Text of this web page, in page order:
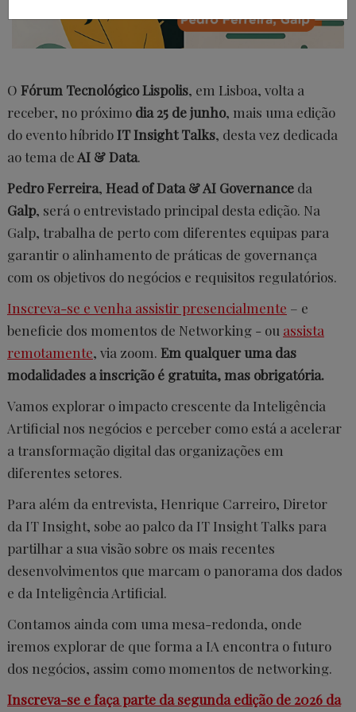
O Fórum Tecnológico Lispolis, em Lisboa, volta a
receber, no próximo dia 25 de junho, mais uma edição
do evento híbridoIT Insight Talks, desta vez dedicada
ao tema deAI & Data.
Pedro Ferreira, Head of Data & AI Governance da
Galp, será o entrevistado principal desta edição. Na
Galp, trabalha de perto com diferentes equipas para
garantir o alinhamento de práticas de governança
com os objetivos do negócios e requisitos regulatórios.
Inscreva-se e venha assistir presencialmente – e
beneficie dos momentos de Networking - ou assista
remotamente, via zoom. Em qualquer uma das
modalidades a inscrição é gratuita, mas obrigatória.
Vamos explorar o impacto crescente da Inteligência
Artificial nos negócios e perceber como está a acelerar
a transformação digital das organizações em
diferentes setores.
Para além da entrevista, Henrique Carreiro, Diretor
da IT Insight, sobe ao palco da IT Insight Talks para
partilhar a sua visão sobre os mais recentes
desenvolvimentos que marcam o panorama dos dados
e da Inteligência Artificial.
Contamos ainda com uma mesa-redonda, onde
iremos explorar de que forma a IA encontra o futuro
dos negócios, assim como momentos de networking.
Inscreva-se e faça parte da segunda edição de 2026 da